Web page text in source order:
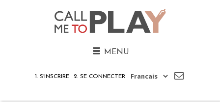
MENU
1. S'INSCRIRE 2. SE CONNECTER